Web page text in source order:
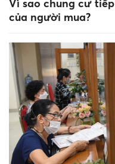
Vì sao chung cư
của người mua?